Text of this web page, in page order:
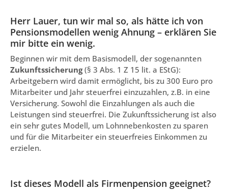
Herr Lauer, tun wir mal so, als hätte ich von
Pensionsmodellen wenig Ahnung – erklären Sie
mir bitte ein wenig.
Beginnen wir mit dem Basismodell, der sogenannten
Zukunftssicherung(§ 3 Abs. 1 Z 15 lit. a EStG):
Arbeitgebern wird damit ermöglicht, bis zu 300 Euro pro
Mitarbeiter und Jahr steuerfrei einzuzahlen, z.B. in eine
Versicherung. Sowohl die Einzahlungen als auch die
Leistungen sind steuerfrei. Die Zukunftssicherung ist also
ein sehr gutes Modell, um Lohnnebenkosten zu sparen
und für die Mitarbeiter ein steuerfreies Einkommen zu
erzielen.
Ist dieses Modell als Firmenpension geeignet?